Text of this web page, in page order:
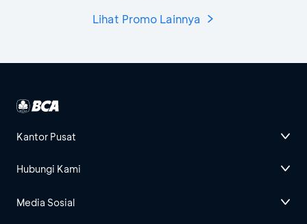
Lihat Promo Lainnya
Kantor Pusat
Hubungi Kami
Media Sosial